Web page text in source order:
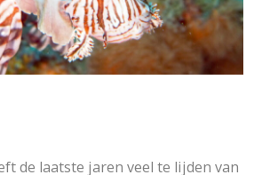
de laatste jaren veel te lijden van